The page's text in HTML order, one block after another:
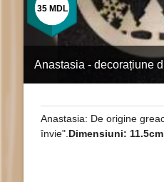
Anastasia - decorațiune
35 MDL
Anastasia: De origine
învie". Dimensiuni: